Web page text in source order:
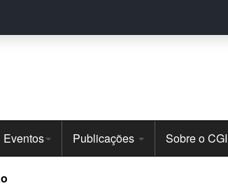
Eventos Publicações Sobre o